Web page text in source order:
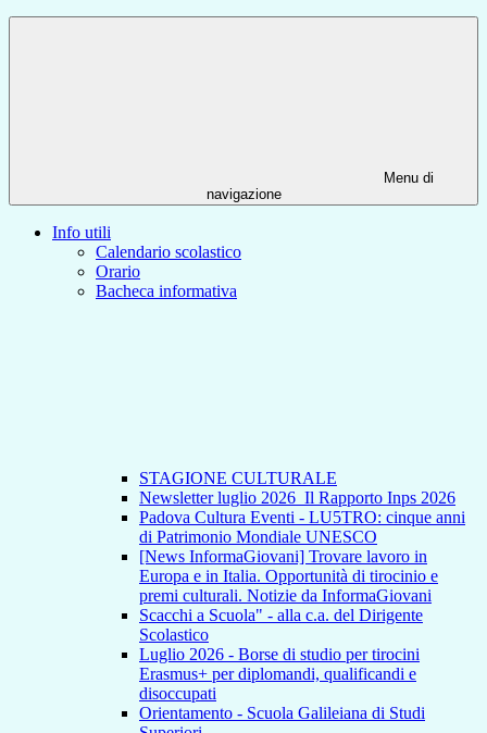
Menu di
navigazione
Info utili
Calendario scolastico
Orario
Bacheca informativa
STAGIONE CULTURALE
Newsletter luglio 2026_Il Rapporto Inps 2026
Padova Cultura Eventi - LU5TRO: cinque anni
di Patrimonio Mondiale UNESCO
[News InformaGiovani] Trovare lavoro in
Europa e in Italia. Opportunità di tirocinio e
premi culturali. Notizie da InformaGiovani
Scacchi a Scuola" - alla c.a. del Dirigente
Scolastico
Luglio 2026 - Borse di studio per tirocini
Erasmus+ per diplomandi, qualificandi e
disoccupati
Orientamento - Scuola Galileiana di Studi